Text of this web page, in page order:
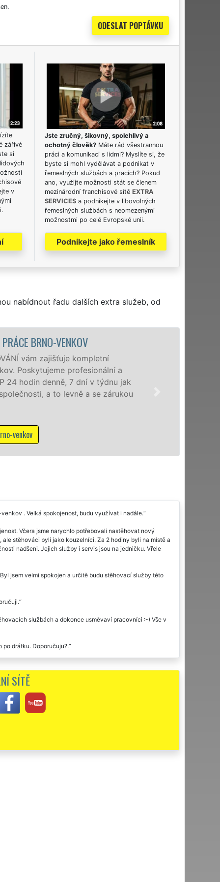
zářivé
si
v
Jste zručný, šikovný, spolehlivý a
ochotný člověk? Máte rád všestrannou
práci a komunikaci s lidmi? Myslíte si, že
byste si mohl vydělávat a podnikat v
řemeslných službách a pracích? Pokud
ano, využijte možnosti stát se členem
mezinárodní franchisové sítě EXTRA
SERVICES a podnikejte v libovolných
řemeslných službách s neomezenými
možnostmi po celé Evropské unii.
Podnikejte jako řemeslník
nabídnout řadu dalších extra služeb, od
BRNO-VENKOV
zajišťuje kompletní
profesionální a
denně, 7 dní v týdnu jak
a to levně a se zárukou
. Velká spokojenost, budu využívat i nadále.
Včera jsme narychlo potřebovali nastěhovat nový
stěhováci byli jako kouzelníci. Za 2 hodiny byli na místě a
nadšeni. Jejich služby i servis jsou na jedničku. Vřele
jsem velmi spokojen a určitě budu stěhovací služby této
službách a dokonce usměvaví pracovníci :-) Vše v
drátku. Doporučuju?.
děkuju...
SÍTĚ